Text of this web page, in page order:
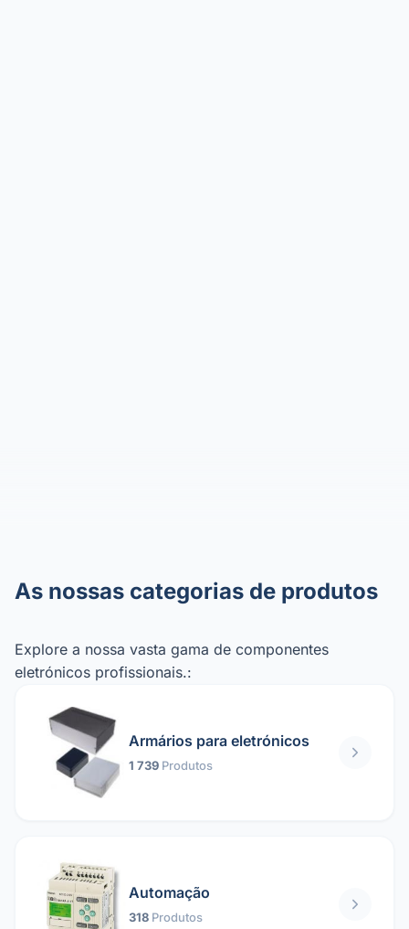
As nossas categorias de produtos
Explore a nossa vasta gama de componentes
eletrónicos profissionais.:
Armários para eletrónicos
1 739 Produtos
Automação
318 Produtos